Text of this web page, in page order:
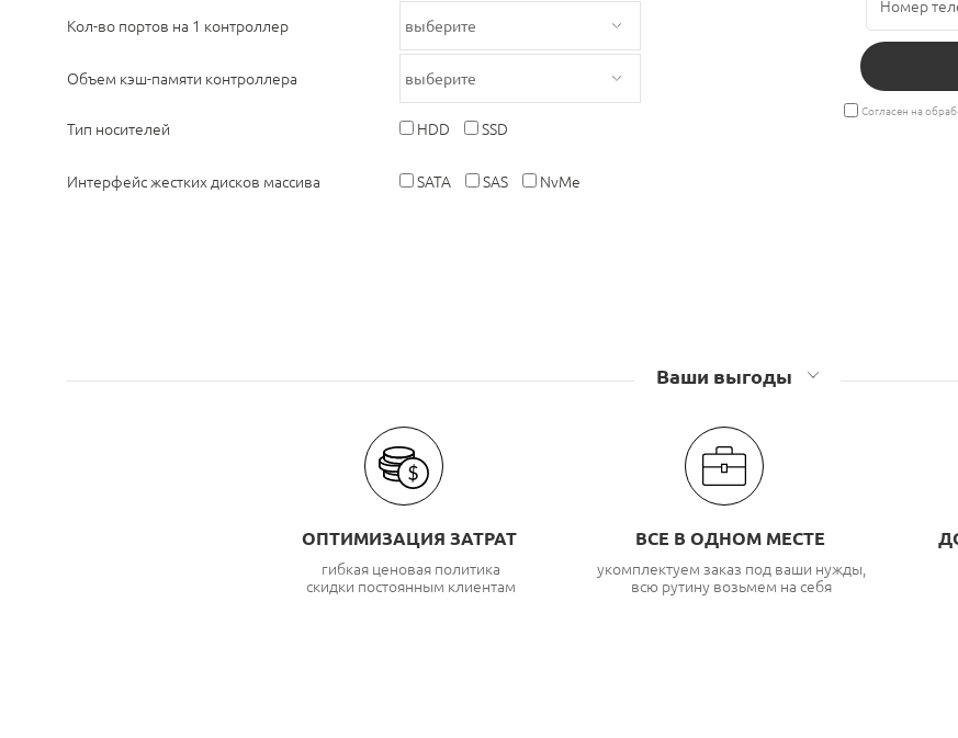
Кол-во портов на 1 контроллер
Объем кэш-памяти контроллера
Тип носителей HDD SSD
Интерфейс жестких дисков массива SATA SAS NvMe
Согласен на
Ваши выгоды
ОПТИМИЗАЦИЯ ЗАТРАТ
гибкая ценовая политика
скидки постоянным клиентам
ВСЕ В ОДНОМ МЕСТЕ
укомплектуем заказ под ваши нужды,
всю рутину возьмем на себя